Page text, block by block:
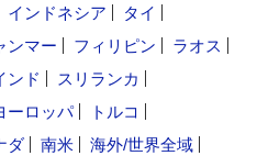
インドネシア
タイ
ンマー フィリピン
ラオス
ンド
スリランカ
ーロッパ
トルコ
ダ 南米
海外/世界全域